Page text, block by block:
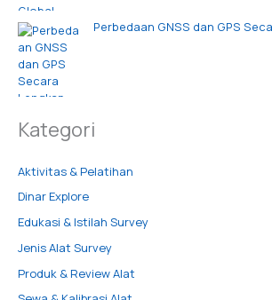
Perbedaan GNSS dan GPS
Kategori
Aktivitas & Pelatihan
Dinar Explore
Edukasi & Istilah Survey
Jenis Alat Survey
Produk & Review Alat